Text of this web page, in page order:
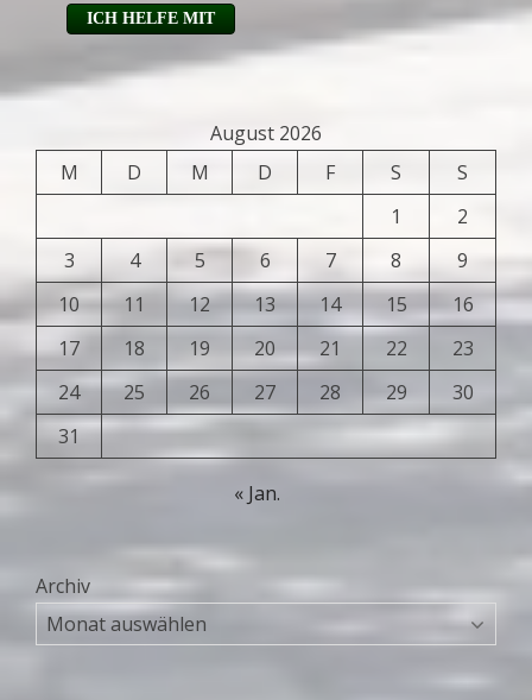
August 2026
M
D M D F S
S
1
2
3
4 5 6 7 8
9
10
11 12 13 14 15
16
17
18 19 20 21 22
23
24
25 26 27 28 29
30
31
« Jan.
Archiv